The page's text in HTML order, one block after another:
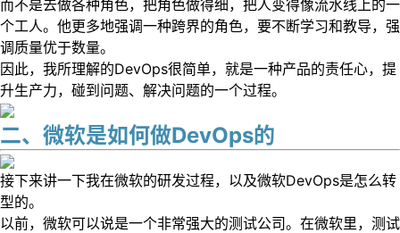
而不是去做各种角色，把角色做得细，把人变得像流水线上的一
个工人。他更多地强调一种跨界的角色，要不断学习和教导，强
调质量优于数量。
因此，我所理解的DevOps很简单，就是一种产品的责任心，提
升生产力，碰到问题、解决问题的一个过程。
二、微软是如何做DevOps的
接下来讲一下我在微软的研发过程，以及微软DevOps是怎么转
型的。
以前，微软可以说是一个非常强大的测试公司。在微软里，测试